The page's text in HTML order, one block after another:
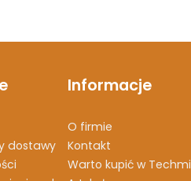
dostawy
Informacje
O firmie
Kontakt
Warto kupić w